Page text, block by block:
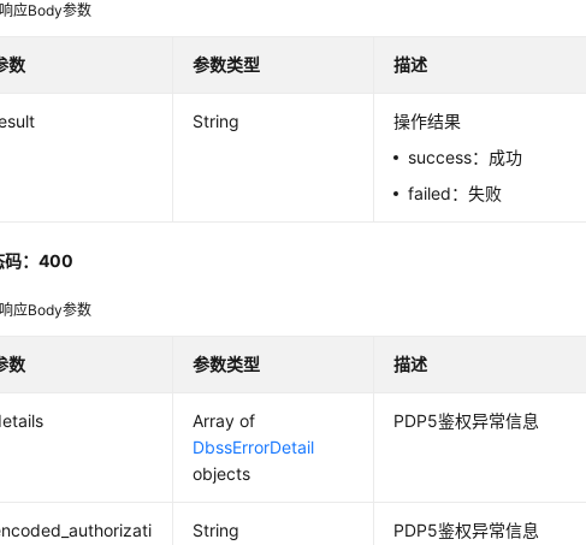
响应Body参数
数 参数类型 描述
String
操作结果
success：成功
failed：失败
码：400
响应Body参数
数 参数类型 描述
Array of
DbssErrorDetail
objects
PDP5鉴权异常信息
String PDP5鉴权异常信息